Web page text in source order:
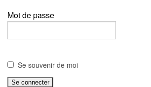
Mot de passe
Se souvenir de moi